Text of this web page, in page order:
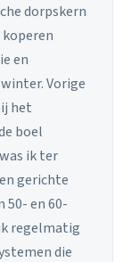
dorpskern
koperen
en
Vorige
het
boel
ik ter
gerichte
50- en 60-
regelmatig
die